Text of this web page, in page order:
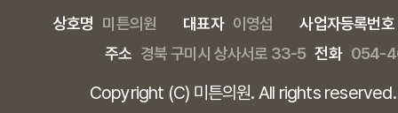
상호명 미튼의원 대표자 이영섭
사업자등록번호
주소 경북 구미시 상사서로 33-5 전화 054-
Copyright (C) 미튼의원. All rights reserved.